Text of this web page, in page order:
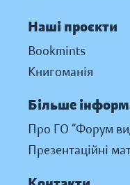
Наші проєкти
Bookmints
Книгоманія
Більше
Про ГО “Форум
Презентаційні